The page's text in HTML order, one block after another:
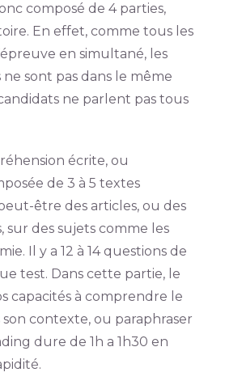
composé de 4 parties,
En effet, comme tous les
en simultané, les
sont pas dans le même
ne parlent pas tous
écrite, ou
de 3 à 5 textes
être des articles, ou des
sur des sujets comme les
Il y a 12 à 14 questions de
test. Dans cette partie, le
capacités à comprendre le
son contexte, ou paraphraser
dure de 1h a 1h30 en